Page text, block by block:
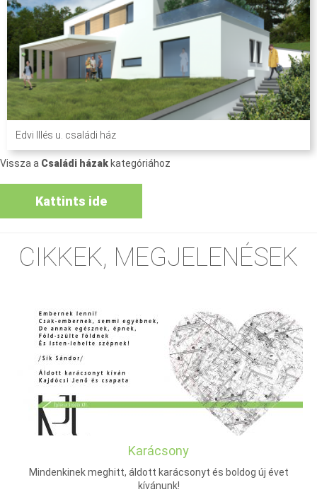
Edvi Illés u. családi ház
Vissza a Családi házak kategóriához
Kattints ide
CIKKEK, MEGJELENÉSEK
Karácsony
Mindenkinek meghitt, áldott karácsonyt és boldog új évet
kívánunk!